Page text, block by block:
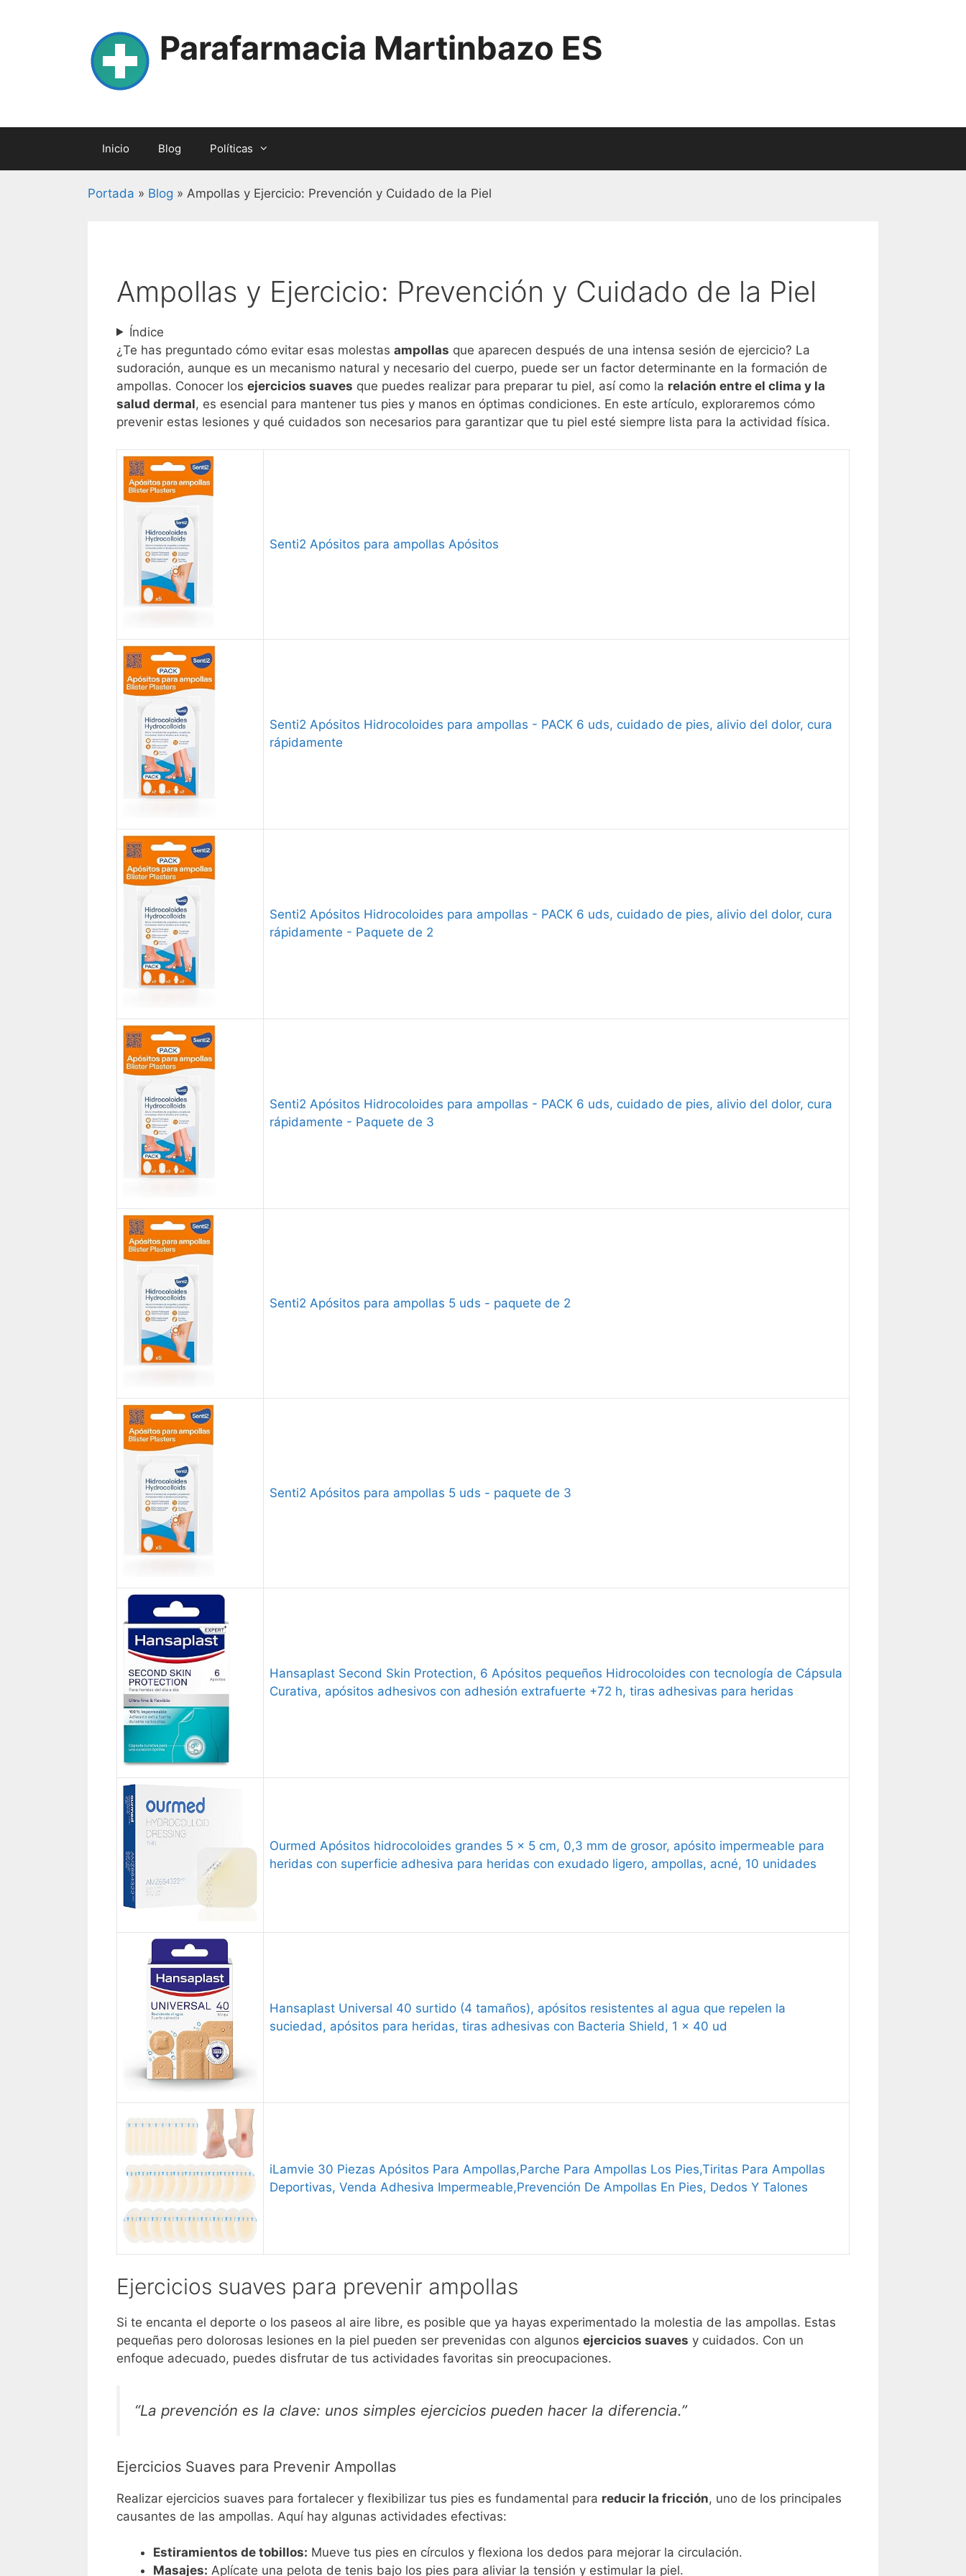
Parafarmacia Martinbazo ES
Inicio Blog Políticas
Portada » Blog » Ampollas y Ejercicio: Prevención y Cuidado de la Piel
Ampollas y Ejercicio: Prevención y Cuidado de la Piel
Índice
¿Te has preguntado cómo evitar esas molestas ampollas que aparecen después de una intensa sesión de ejercicio? La
sudoración, aunque es un mecanismo natural y necesario del cuerpo, puede ser un factor determinante en la formación de
ampollas. Conocer los ejercicios suaves que puedes realizar para preparar tu piel, así como la relación entre el clima y la
salud dermal, es esencial para mantener tus pies y manos en óptimas condiciones. En este artículo, exploraremos cómo
prevenir estas lesiones y qué cuidados son necesarios para garantizar que tu piel esté siempre lista para la actividad física.
Senti2 Apósitos para ampollas Apósitos
Senti2 Apósitos Hidrocoloides para ampollas - PACK 6 uds, cuidado de pies, alivio del dolor, cura
rápidamente
Senti2 Apósitos Hidrocoloides para ampollas - PACK 6 uds, cuidado de pies, alivio del dolor, cura
rápidamente - Paquete de 2
Senti2 Apósitos Hidrocoloides para ampollas - PACK 6 uds, cuidado de pies, alivio del dolor, cura
rápidamente - Paquete de 3
Senti2 Apósitos para ampollas 5 uds - paquete de 2
Senti2 Apósitos para ampollas 5 uds - paquete de 3
Hansaplast Second Skin Protection, 6 Apósitos pequeños Hidrocoloides con tecnología de Cápsula
Curativa, apósitos adhesivos con adhesión extrafuerte +72 h, tiras adhesivas para heridas
Ourmed Apósitos hidrocoloides grandes 5 x 5 cm, 0,3 mm de grosor, apósito impermeable para
heridas con superficie adhesiva para heridas con exudado ligero, ampollas, acné, 10 unidades
Hansaplast Universal 40 surtido (4 tamaños), apósitos resistentes al agua que repelen la
suciedad, apósitos para heridas, tiras adhesivas con Bacteria Shield, 1 x 40 ud
iLamvie 30 Piezas Apósitos Para Ampollas,Parche Para Ampollas Los Pies,Tiritas Para Ampollas
Deportivas, Venda Adhesiva Impermeable,Prevención De Ampollas En Pies, Dedos Y Talones
Ejercicios suaves para prevenir ampollas
Si te encanta el deporte o los paseos al aire libre, es posible que ya hayas experimentado la molestia de las ampollas. Estas
pequeñas pero dolorosas lesiones en la piel pueden ser prevenidas con algunos ejercicios suaves y cuidados. Con un
enfoque adecuado, puedes disfrutar de tus actividades favoritas sin preocupaciones.
“La prevención es la clave: unos simples ejercicios pueden hacer la diferencia.”
Ejercicios Suaves para Prevenir Ampollas
Realizar ejercicios suaves para fortalecer y flexibilizar tus pies es fundamental para reducir la fricción, uno de los principales
causantes de las ampollas. Aquí hay algunas actividades efectivas:
Estiramientos de tobillos: Mueve tus pies en círculos y flexiona los dedos para mejorar la circulación.
Masajes: Aplícate una pelota de tenis bajo los pies para aliviar la tensión y estimular la piel.